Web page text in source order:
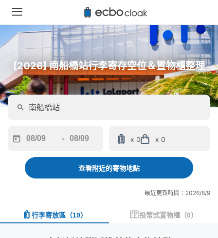
[2026] 南船橋站行李寄存空位＆置物櫃整理
forward
interact
and
-
backward
interact
and
x 0 x 0
查看附近的寄物地點
最近更新時間：2026/8/9
行李寄放區 （19） 投幣式置物櫃 （0）